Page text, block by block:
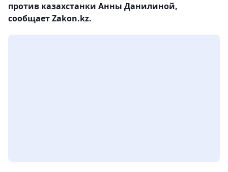
против казахстанки Анны Данилиной,
сообщает Zakon.kz.